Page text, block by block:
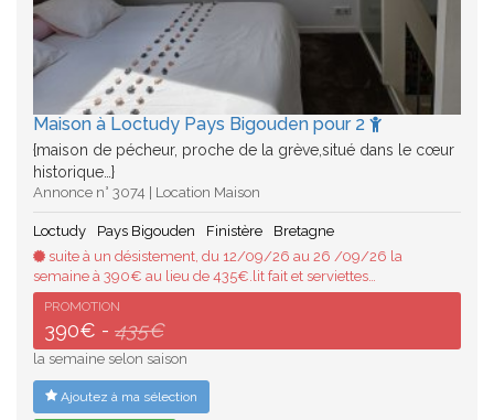
Maison à Loctudy Pays Bigouden pour 2
{maison de pécheur, proche de la grève,situé dans le cœur
historique…}
Annonce n° 3074 | Location Maison
Loctudy Pays Bigouden Finistère
Bretagne
suite à un désistement, du 12/09/26 au 26 /09/26 la
semaine à 390€ au lieu de 435€.lit fait et serviettes…
PROMOTION
390€ - 435€
la semaine selon saison
Ajoutez à ma sélection